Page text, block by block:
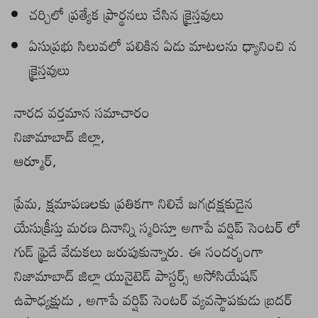
చర్చిలో ప్రత్యేక ప్రార్థనలు చేసిన క్రైస్తవులు
ఏసుప్రభు సిలువలో పలికిన ఏడు మాటలను ధ్యానించి న
క్రైస్తవులు
నారద వర్తమాన సమాచారం
నిజామాబాద్ జిల్లా,
ఆర్మూర్,
ప్రేమ, క్షమాపణలకు ప్రతికగా నిలిచే జగద్రక్షకుడైన
యేసుక్రీస్తు మరణ దినాన్ని స్మరిస్తూ అగాపే వర్షిప్ సెంటర్ లో
గుడ్ ఫ్రైడే వేడుకలు జరుపుకున్నారు. ఈ సందర్భంగా
నిజామాబాద్ జిల్లా యునైటెడ్ పాస్టర్స్ అసోసియేషన్
ఉపాధ్యక్షుడు , అగాపే వర్షిప్ సెంటర్ వ్యవస్థాపకుడు బ్రదర్